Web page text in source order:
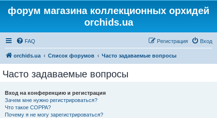
форум магазина коллекционных орхидей
orchids.ua
FAQ Вход
Регистрация
orchids.ua Список форумов Часто задаваемые вопросы
Часто задаваемые вопросы
Вход на конференцию и регистрация
Зачем мне нужно регистрироваться?
Что такое COPPA?
Почему я не могу зарегистрироваться?